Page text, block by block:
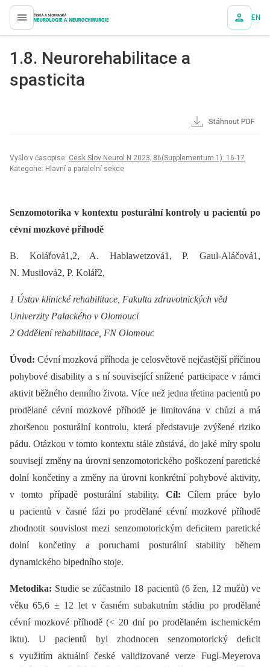
proLékaře.cz EN
1.8. Neurorehabilitace a
spasticita
Stáhnout PDF
Vyšlo v časopise: Cesk Slov Neurol N 2023; 86(Supplementum 1): 16-17
Kategorie: Hlavní a paralelní sekce
Senzomotorika v kontextu posturální kontroly u pacientů po
cévní mozkové příhodě
B. Kolářová1,2, A. Hablawetzová1, P. Gaul-Aláčová1,
N. Musilová2, P. Kolář2,
1 Ústav klinické rehabilitace, Fakulta zdravotnických věd
Univerzity Palackého v Olomouci
2 Oddělení rehabilitace, FN Olomouc
Úvod:Cévní mozková příhoda je celosvětově nejčastější příčinou
pohybové disability a s ní související snížené participace v rámci
aktivit běžného denního života. Více než jedna třetina pacientů po
prodělané cévní mozkové příhodě je limitována v chůzi a má
zhoršenou posturální kontrolu, která představuje zvýšené riziko
pádu. Otázkou v tomto kontextu stále zůstává, do jaké míry spolu
souvisejí změny na úrovni senzomotorického poškození paretické
dolní končetiny a změny na úrovni konkrétní pohybové aktivity,
v tomto případě posturální stability. Cíl: Cílem práce bylo
u pacientů v časné fázi po prodělané cévní mozkové příhodě
zhodnotit souvislost mezi senzomotorickým deﬁcitem paretické
dolní končetiny a poruchami posturální stability během
dynamického bipedního stoje.
Metodika: Studie se zúčastnilo 18 pacientů (6 žen, 12 mužů) ve
věku 65,6 ± 12 let v časném subakutním stádiu po prodělané
cévní mozkové příhodě (< 20 dní po prodělaném ischemickém
iktu). U pacientů byl zhodnocen senzomotorický deﬁcit
s využitím aktuální české validizované verze Fugl-Meyerova